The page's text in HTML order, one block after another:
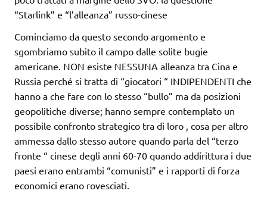
“Starlink” e “l’alleanza” russo-cinese
Cominciamo da questo secondo argomento e
sgombriamo subito il campo dalle solite bugie
americane. NON esiste NESSUNA alleanza tra Cina e
Russia perché si tratta di “giocatori “ INDIPENDENTI che
hanno a che fare con lo stesso “bullo” ma da posizioni
geopolitiche diverse; hanno sempre contemplato un
possibile confronto strategico tra di loro , cosa per altro
ammessa dallo stesso autore quando parla del “terzo
fronte “ cinese degli anni 60-70 quando addirittura i due
paesi erano entrambi “comunisti” e i rapporti di forza
economici erano rovesciati.